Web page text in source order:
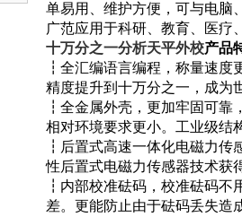
单易用、维护方便，可与电脑
广范应用于科研、教育、医疗
十万分之一分析天平外校产品
┇ 全汇编语言编程，称量速度
精度提升到十万分之一，成为
┇ 全金属外壳，更加牢固可靠
相对环境要求更小。工业级结
┇ 后置式高速一体化电磁力传
性后置式电磁力传感器技术获
┇ 内部校准砝码，校准砝码不
差。更能防止由于砝码丢失造